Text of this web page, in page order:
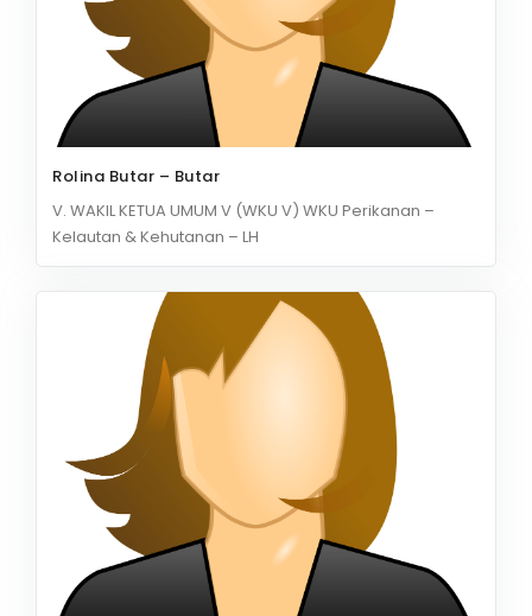
Rolina Butar – Butar
V. WAKIL KETUA UMUM V (WKU V) WKU Perikanan –
Kelautan & Kehutanan – LH